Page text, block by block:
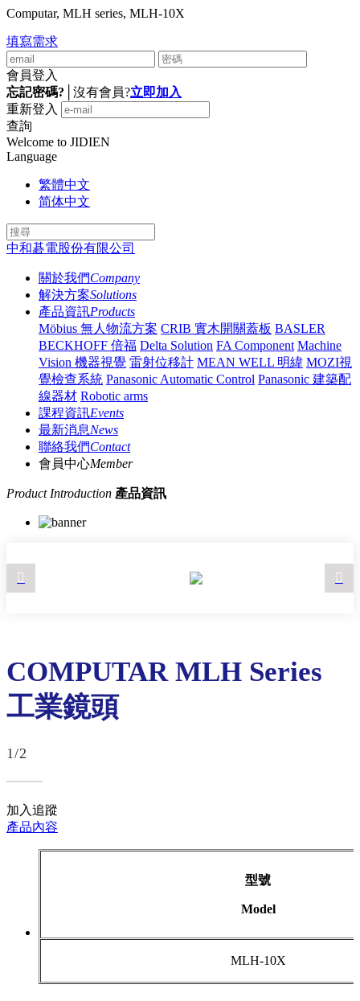
Computar, MLH series, MLH-10X
填寫需求
會員登入
忘記密碼?
沒有會員?立即加入
重新登入
查詢
Welcome to JIDIEN
Language
繁體中文
简体中文
中和碁電股份有限公司
關於我們Company
解決方案Solutions
產品資訊Products
Möbius 無人物流方案 CRIB 實木開關蓋板 BASLER
BECKHOFF 倍福 Delta Solution FA Component Machine
Vision 機器視覺 雷射位移計 MEAN WELL 明緯 MOZI視
覺檢查系統 Panasonic Automatic Control Panasonic 建築配
線器材 Robotic arms
課程資訊Events
最新消息News
聯絡我們Contact
會員中心Member
Product Introduction 產品資訊
COMPUTAR MLH Series
工業鏡頭
1/2
加入追蹤
產品內容
型號
Model
MLH-10X